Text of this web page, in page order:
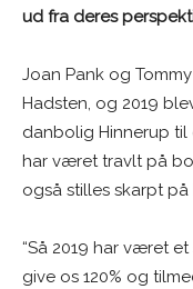
ud fra deres
Joan Pank og
Hadsten, og 2019
danbolig Hinnerup til
har været travlt på
også stilles skarpt på
“Så 2019 har været
give os 120% og